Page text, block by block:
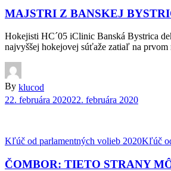
MAJSTRI Z BANSKEJ
Hokejisti HC´05 iClinic Banská Bystrica
najvyššej hokejovej súťaže zatiaľ na
By klucod
22. februára 202022. februára 2020
Kľúč od parlamentných volieb 2020Kľúč
ČOMBOR: TIETO STRANY